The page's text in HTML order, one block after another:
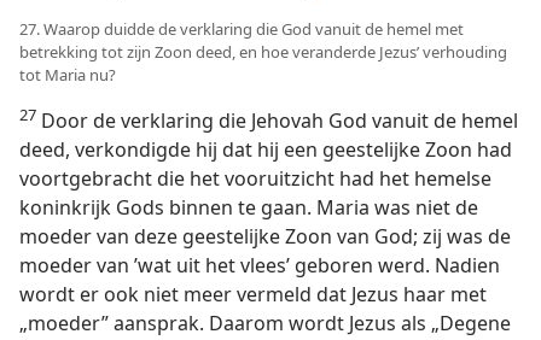
27. Waarop duidde de verklaring die God vanuit de hemel met
betrekking tot zijn Zoon deed, en hoe veranderde Jezus’ verhouding
tot Maria nu?
27 Door de verklaring die Jehovah God vanuit de hemel
deed, verkondigde hij dat hij een geestelijke Zoon had
voortgebracht die het vooruitzicht had het hemelse
koninkrijk Gods binnen te gaan. Maria was niet de
moeder van deze geestelijke Zoon van God; zij was de
moeder van ’wat uit het vlees’ geboren werd. Nadien
wordt er ook niet meer vermeld dat Jezus haar met
„moeder” aansprak. Daarom wordt Jezus als „Degene